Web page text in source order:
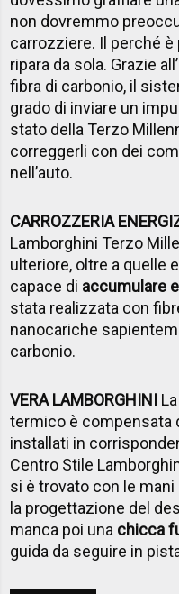
non dovremmo
carrozziere. Il perché
ripara da sola. Grazie all’
fibra di carbonio, il
grado di inviare un
stato della Terzo
correggerli con dei
nell’auto.
CARROZZERIA
Lamborghini Terzo
ulteriore, oltre a quelle
capace di accumulare
stata realizzata con
nanocariche
carbonio.
VERA LAMBORGHINI
termico è compensata
installati in
Centro Stile
si è trovato con le
la progettazione del
manca poi una chicca
guida da seguire in